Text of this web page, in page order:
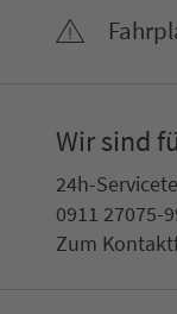
Wir sind
24h-
0911 27075-
Zum